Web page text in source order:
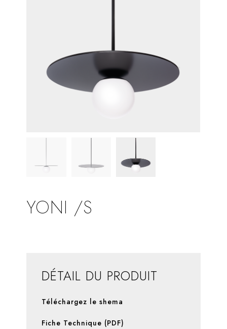
YONI /S
DÉTAIL DU PRODUIT
Téléchargez le shema
Fiche Technique (PDF)